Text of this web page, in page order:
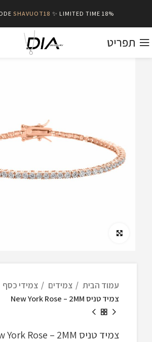
18% OFF • USE CODE
SHAVUOT18 ✨ LIMITED TIME
תפריט
עמוד הבית צמידים צמידי כסף
צמיד טניס New York Rose – 2MM
צמיד טניס New York Rose – 2MM